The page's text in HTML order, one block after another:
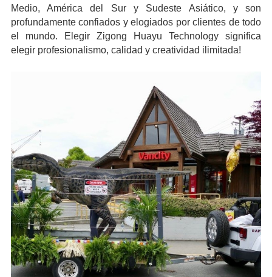
Medio, América del Sur y Sudeste Asiático, y son
profundamente confiados y elogiados por clientes de todo
el mundo. Elegir Zigong Huayu Technology significa
elegir profesionalismo, calidad y creatividad ilimitada!